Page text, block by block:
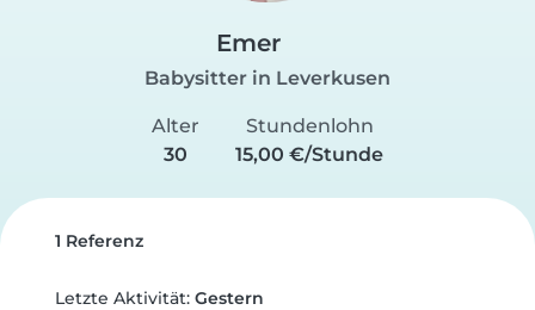
Emer
Babysitter in Leverkusen
Alter
30
Stundenlohn
15,00 €/Stunde
1 Referenz
Letzte Aktivität: Gestern